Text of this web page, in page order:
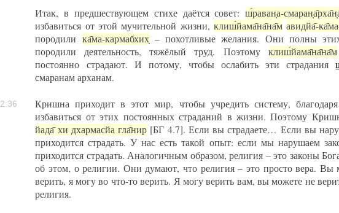
Итак, в предшествующем стихе даётся совет:ш́раван̣а-
избавиться от этой мучительной жизни, клиш́йама̄на̄на̄м авидйа̄-
породили ка̄ма-кармабхих̣– похотливые желания. Они полны
породили деятельность, тяжёлый труд. Поэтому клиш́йама̄на̄на̄м
постоянно страдают. И потому, чтобы ослабить эти страдания
смаранам арханам.
Кришна приходит в этот мир, чтобы учредить систему,
избавиться от этих постоянных страданий в жизни. Поэтому
йада̄ хи дхармасйа гла̄нир [БГ 4.7]. Если вы страдаете… Если вы
приходится страдать. У нас есть такой опыт: если мы нарушаем
приходится страдать. Аналогичным образом, религия – это законы
об этом, о религии. Они думают, что религия – это просто вера. Вы
верить, я могу во что-то верить. Я могу верить вам, вы можете не
религия.